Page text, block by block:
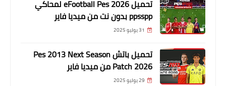
تحميل eFootball Pes 2026 لمحاكي
ppsspp بدون نت من ميديا فاير
31 يوليو 2025
تحميل باتش Pes 2013 Next Season
Patch 2026 من ميديا فاير
29 يوليو 2025